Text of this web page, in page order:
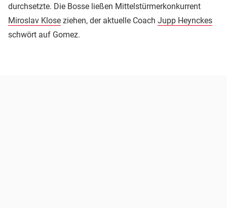
durchsetzte. Die Bosse ließen Mittelstürmerkonkurrent
Miroslav Klose ziehen, der aktuelle Coach Jupp Heynckes
schwört auf Gomez.